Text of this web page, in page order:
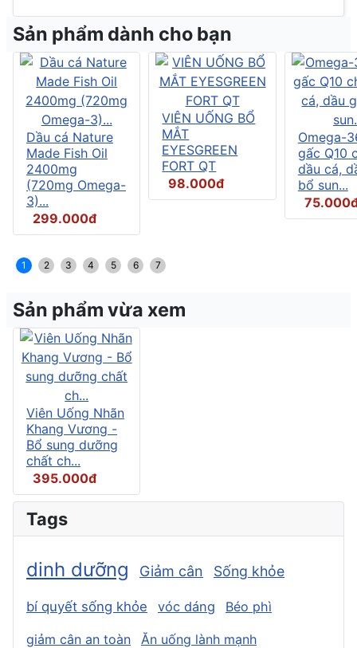
Sản phẩm dành cho bạn
Dầu cá Nature
Made Fish Oil
2400mg
(720mg Omega-
3)...
299.000đ
VIÊN UỐNG BỔ
MẮT
EYESGREEN
FORT QT
98.000đ
Omega-
gấc Q10
dầu cá,
bổ sun...
1 2 3 4 5 6 7
Sản phẩm vừa xem
Viên Uống Nhãn
Khang Vương -
Bổ sung dưỡng
chất ch...
395.000đ
Tags
dinh dưỡng Giảm cân Sống khỏe
bí quyết sống khỏe vóc dáng Béo phì
giảm cân an toàn
Ăn uống lành mạnh